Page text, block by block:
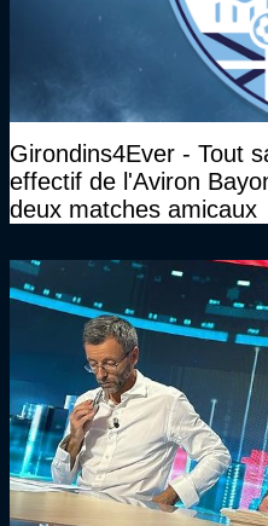
Girondins4Ever - Tout
effectif de l'Aviron
deux matches amicaux